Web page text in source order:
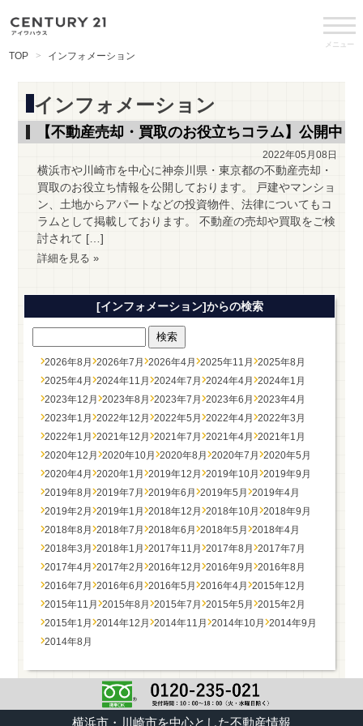
メニュー
TOP インフォメーション
インフォメーション
【不動産売却・買取のお役立ちコラム】公開中
2022年05月08日
横浜市や川崎市を中心に神奈川県・東京都の不動産売却・
買取のお役立ち情報を公開しております。 戸建やマンショ
ン、土地からアパートなどの投資物件、法律についてもコ
ラムとして掲載しております。 不動産の売却や買取をご検
討されて […]
詳細を見る »
[インフォメーション]からの検索
2026年8月 2026年7月 2026年4月 2025年11月 2025年8月
2025年4月 2024年11月 2024年7月 2024年4月 2024年1月
2023年12月 2023年8月 2023年7月 2023年6月 2023年4月
2023年1月 2022年12月 2022年5月 2022年4月 2022年3月
2022年1月 2021年12月 2021年7月 2021年4月 2021年1月
2020年12月 2020年10月 2020年8月 2020年7月 2020年5月
2020年4月 2020年1月 2019年12月 2019年10月 2019年9月
2019年8月 2019年7月 2019年6月 2019年5月 2019年4月
2019年2月 2019年1月 2018年12月 2018年10月 2018年9月
2018年8月 2018年7月 2018年6月 2018年5月 2018年4月
2018年3月 2018年1月 2017年11月 2017年8月 2017年7月
2017年4月 2017年2月 2016年12月 2016年9月 2016年8月
2016年7月 2016年6月 2016年5月 2016年4月 2015年12月
2015年11月 2015年8月 2015年7月 2015年5月 2015年2月
2015年1月 2014年12月 2014年11月 2014年10月 2014年9月
2014年8月
横浜市・川崎市を中心とした不動産情報